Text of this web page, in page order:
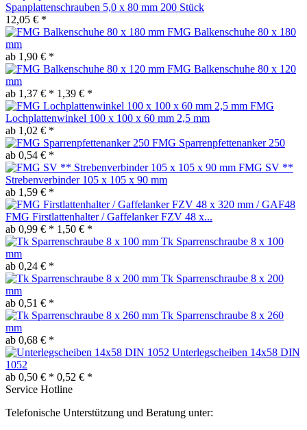
Spanplattenschrauben 5,0 x 80 mm 200 Stück
12,05 € *
FMG Balkenschuhe 80 x 180
mm
ab 1,90 € *
FMG Balkenschuhe 80 x 120
mm
ab 1,37 € * 1,39 € *
FMG
Lochplattenwinkel 100 x 100 x 60 mm 2,5 mm
ab 1,02 € *
FMG Sparrenpfettenanker 250
ab 0,54 € *
FMG SV **
Strebenverbinder 105 x 105 x 90 mm
ab 1,59 € *
FMG Firstlattenhalter / Gaffelanker FZV 48 x...
ab 0,99 € * 1,50 € *
Tk Sparrenschraube 8 x 100
mm
ab 0,24 € *
Tk Sparrenschraube 8 x 200
mm
ab 0,51 € *
Tk Sparrenschraube 8 x 260
mm
ab 0,68 € *
Unterlegscheiben 14x58 DIN
1052
ab 0,50 € * 0,52 € *
Service Hotline
Telefonische Unterstützung und Beratung unter: